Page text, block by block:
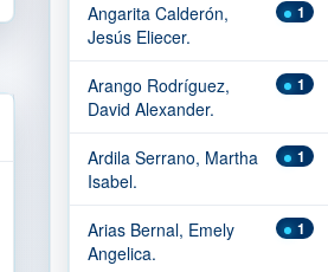
1
Angarita Calderón,
Jesús Eliecer.
1
Arango Rodríguez,
David Alexander.
1
Ardila Serrano, Martha
Isabel.
1
Arias Bernal, Emely
Angelica.